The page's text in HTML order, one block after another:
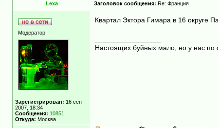
Lexa Заголовок сообщения: Re: Франция
Модератор
Зарегистрирован: 16 сен
2007, 18:34
Сообщения: 10851
Откуда: Москва
Квартал Эктора Гимара в 16 округе
Настоящих буйных мало, но у нас по